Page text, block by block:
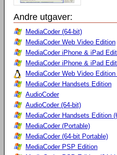
Andre utgaver:
MediaCoder (64-bit)
MediaCoder Web Video Edition
MediaCoder iPhone & iPad
MediaCoder iPhone & iPad
MediaCoder Web Video
MediaCoder Handsets Edition
AudioCoder
AudioCoder (64-bit)
MediaCoder Handsets Edition
MediaCoder (Portable)
MediaCoder (64-bit Portable)
MediaCoder PSP Edition